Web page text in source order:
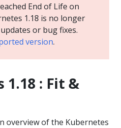
End of Life on
1.18 is no longer
or bug fixes.
version.
1.18 : Fit &
overview of the Kubernetes